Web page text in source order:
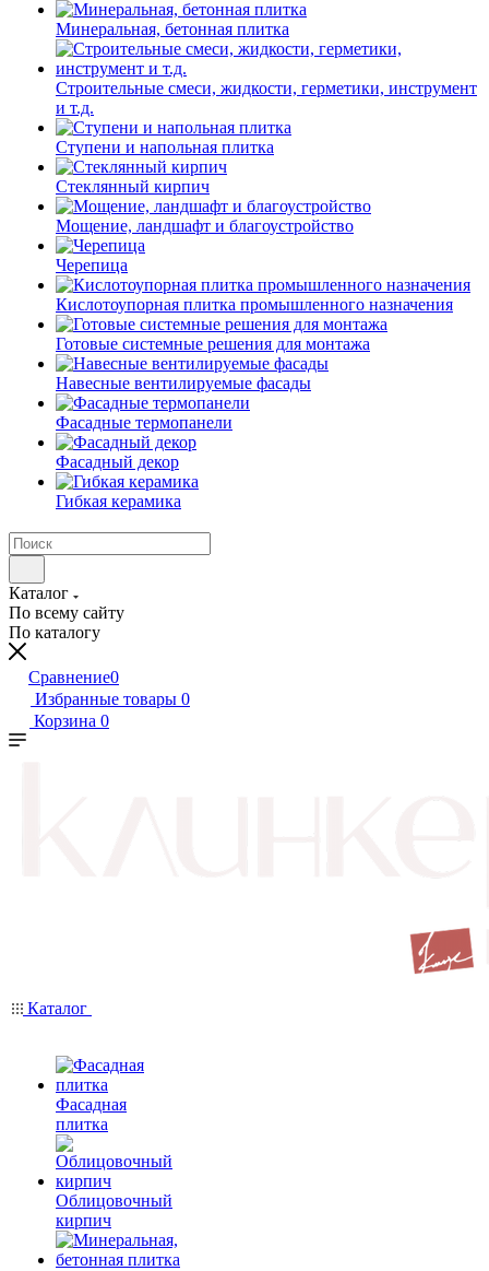
Минеральная, бетонная плитка
Строительные смеси, жидкости, герметики, инструмент
и т.д.
Ступени и напольная плитка
Cтеклянный кирпич
Мощение, ландшафт и благоустройство
Черепица
Кислотоупорная плитка промышленного назначения
Готовые системные решения для монтажа
Навесные вентилируемые фасады
Фасадные термопанели
Фасадный декор
Гибкая керамика
Каталог
По всему сайту
По каталогу
Сравнение0
Избранные товары 0
Корзина 0
Каталог
Фасадная
плитка
Облицовочный
кирпич